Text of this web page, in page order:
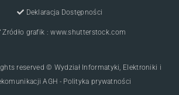
Deklaracja Dostępności
Zródło grafik : www.shutterstock.com
reserved © Wydział Informatyki, Elektroniki i
AGH - Polityka prywatności